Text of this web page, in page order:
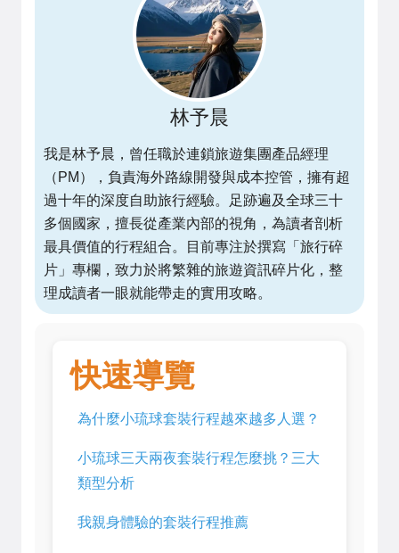
林予晨
我是林予晨，曾任職於連鎖旅遊集團產品經理
（PM），負責海外路線開發與成本控管，擁有超
過十年的深度自助旅行經驗。足跡遍及全球三十
多個國家，擅長從產業內部的視角，為讀者剖析
最具價值的行程組合。目前專注於撰寫「旅行碎
片」專欄，致力於將繁雜的旅遊資訊碎片化，整
理成讀者一眼就能帶走的實用攻略。
快速導覽
為什麼小琉球套裝行程越來越多人選？
小琉球三天兩夜套裝行程怎麼挑？三大
類型分析
我親身體驗的套裝行程推薦